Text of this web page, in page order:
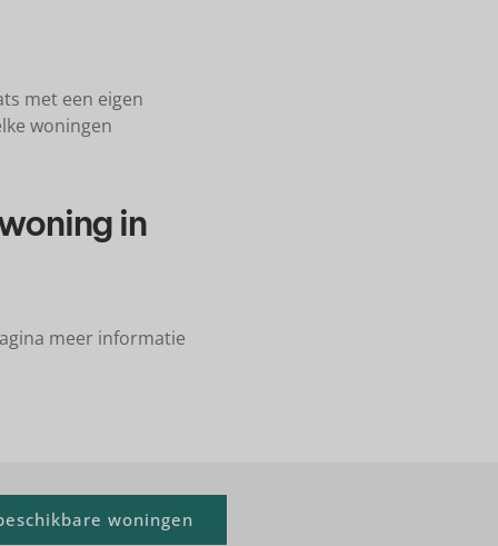
met een eigen
woningen
in
meer informatie
woningen